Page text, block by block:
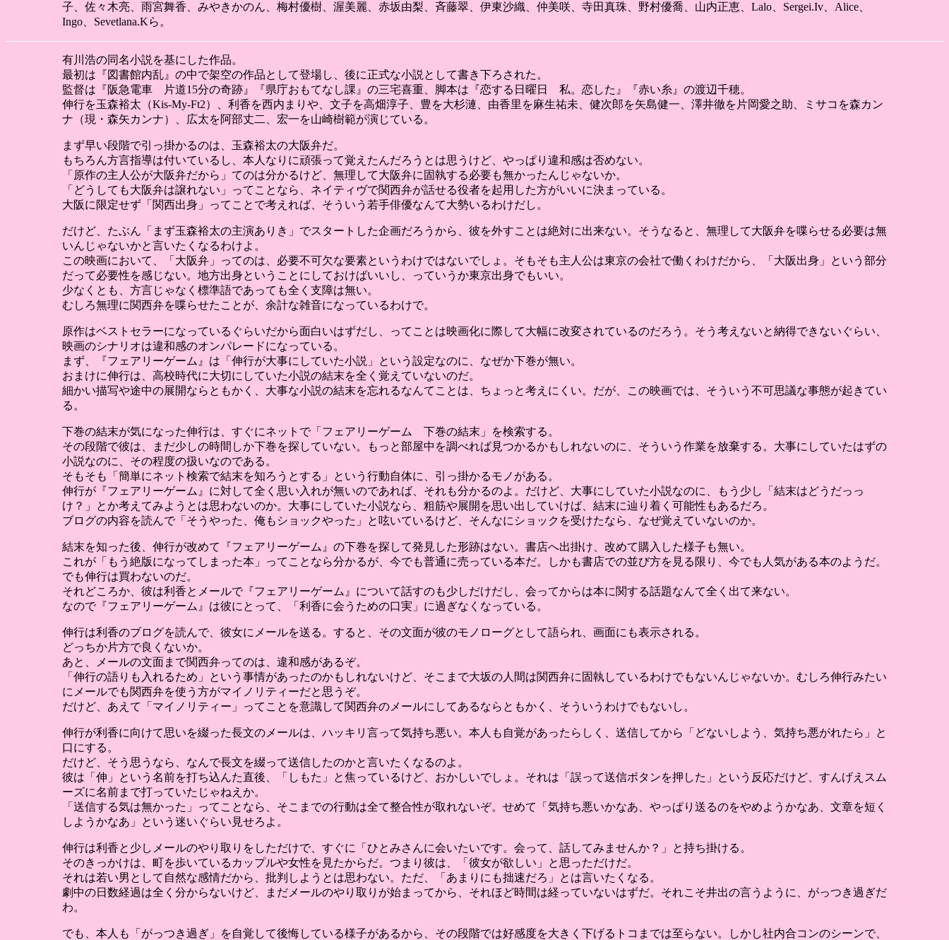
子、佐々木亮、雨宮舞香、みやきかのん、梅村優樹、渥美麗、赤坂由梨、斉藤翠、伊東沙織、仲美咲、寺田真珠、野村優喬、山内正恵、Lalo、Sergei.Iv、Alice、
Ingo、Sevetlana.Kら。
有川浩の同名小説を基にした作品。
最初は『図書館内乱』の中で架空の作品として登場し、後に正式な小説として書き下ろされた。
監督は『阪急電車 片道15分の奇跡』『県庁おもてなし課』の三宅喜重、脚本は『恋する日曜日 私。恋した』『赤い糸』の渡辺千穂。
伸行を玉森裕太（Kis-My-Ft2）、利香を西内まりや、文子を高畑淳子、豊を大杉漣、由香里を麻生祐未、健次郎を矢島健一、澤井徹を片岡愛之助、ミサコを森カン
ナ（現・森矢カンナ）、広太を阿部丈二、宏一を山崎樹範が演じている。
まず早い段階で引っ掛かるのは、玉森裕太の大阪弁だ。
もちろん方言指導は付いているし、本人なりに頑張って覚えたんだろうとは思うけど、やっぱり違和感は否めない。
「原作の主人公が大阪弁だから」てのは分かるけど、無理して大阪弁に固執する必要も無かったんじゃないか。
「どうしても大阪弁は譲れない」ってことなら、ネイティヴで関西弁が話せる役者を起用した方がいいに決まっている。
大阪に限定せず「関西出身」ってことで考えれば、そういう若手俳優なんて大勢いるわけだし。
だけど、たぶん「まず玉森裕太の主演ありき」でスタートした企画だろうから、彼を外すことは絶対に出来ない。そうなると、無理して大阪弁を喋らせる必要は無
いんじゃないかと言いたくなるわけよ。
この映画において、「大阪弁」ってのは、必要不可欠な要素というわけではないでしょ。そもそも主人公は東京の会社で働くわけだから、「大阪出身」という部分
だって必要性を感じない。地方出身ということにしておけばいいし、っていうか東京出身でもいい。
少なくとも、方言じゃなく標準語であっても全く支障は無い。
むしろ無理に関西弁を喋らせたことが、余計な雑音になっているわけで。
原作はベストセラーになっているぐらいだから面白いはずだし、ってことは映画化に際して大幅に改変されているのだろう。そう考えないと納得できないぐらい、
映画のシナリオは違和感のオンパレードになっている。
まず、『フェアリーゲーム』は「伸行が大事にしていた小説」という設定なのに、なぜか下巻が無い。
おまけに伸行は、高校時代に大切にしていた小説の結末を全く覚えていないのだ。
細かい描写や途中の展開ならともかく、大事な小説の結末を忘れるなんてことは、ちょっと考えにくい。だが、この映画では、そういう不可思議な事態が起きてい
る。
下巻の結末が気になった伸行は、すぐにネットで「フェアリーゲーム 下巻の結末」を検索する。
その段階で彼は、まだ少しの時間しか下巻を探していない。もっと部屋中を調べれば見つかるかもしれないのに、そういう作業を放棄する。大事にしていたはずの
小説なのに、その程度の扱いなのである。
そもそも「簡単にネット検索で結末を知ろうとする」という行動自体に、引っ掛かるモノがある。
伸行が『フェアリーゲーム』に対して全く思い入れが無いのであれば、それも分かるのよ。だけど、大事にしていた小説なのに、もう少し「結末はどうだっっ
け？」とか考えてみようとは思わないのか。大事にしていた小説なら、粗筋や展開を思い出していけば、結末に辿り着く可能性もあるだろ。
ブログの内容を読んで「そうやった、俺もショックやった」と呟いているけど、そんなにショックを受けたなら、なぜ覚えていないのか。
結末を知った後、伸行が改めて『フェアリーゲーム』の下巻を探して発見した形跡はない。書店へ出掛け、改めて購入した様子も無い。
これが「もう絶版になってしまった本」ってことなら分かるが、今でも普通に売っている本だ。しかも書店での並び方を見る限り、今でも人気がある本のようだ。
でも伸行は買わないのだ。
それどころか、彼は利香とメールで『フェアリーゲーム』について話すのも少しだけだし、会ってからは本に関する話題なんて全く出て来ない。
なので『フェアリーゲーム』は彼にとって、「利香に会うための口実」に過ぎなくなっている。
伸行は利香のブログを読んで、彼女にメールを送る。すると、その文面が彼のモノローグとして語られ、画面にも表示される。
どっちか片方で良くないか。
あと、メールの文面まで関西弁ってのは、違和感があるぞ。
「伸行の語りも入れるため」という事情があったのかもしれないけど、そこまで大坂の人間は関西弁に固執しているわけでもないんじゃないか。むしろ伸行みたい
にメールでも関西弁を使う方がマイノリティーだと思うぞ。
だけど、あえて「マイノリティー」ってことを意識して関西弁のメールにしてあるならともかく、そういうわけでもないし。
伸行が利香に向けて思いを綴った長文のメールは、ハッキリ言って気持ち悪い。本人も自覚があったらしく、送信してから「どないしよう、気持ち悪がれたら」と
口にする。
だけど、そう思うなら、なんで長文を綴って送信したのかと言いたくなるのよ。
彼は「伸」という名前を打ち込んた直後、「しもた」と焦っているけど、おかしいでしょ。それは「誤って送信ボタンを押した」という反応だけど、すんげえスム
ーズに名前まで打っていたじゃねえか。
「送信する気は無かった」ってことなら、そこまでの行動は全て整合性が取れないぞ。せめて「気持ち悪いかなあ、やっぱり送るのをやめようかなあ、文章を短く
しようかなあ」という迷いぐらい見せろよ。
伸行は利香と少しメールのやり取りをしただけで、すぐに「ひとみさんに会いたいです。会って、話してみませんか？」と持ち掛ける。
そのきっかけは、町を歩いているカップルや女性を見たからだ。つまり彼は、「彼女が欲しい」と思っただけだ。
それは若い男として自然な感情だから、批判しようとは思わない。ただ、「あまりにも拙速だろ」とは言いたくなる。
劇中の日数経過は全く分からないけど、まだメールのやり取りが始まってから、それほど時間は経っていないはずだ。それこそ井出の言うように、がっつき過ぎだ
わ。
でも、本人も「がっつき過ぎ」を自覚して後悔している様子があるから、その段階では好感度を大きく下げるトコまでは至らない。しかし社内合コンのシーンで、